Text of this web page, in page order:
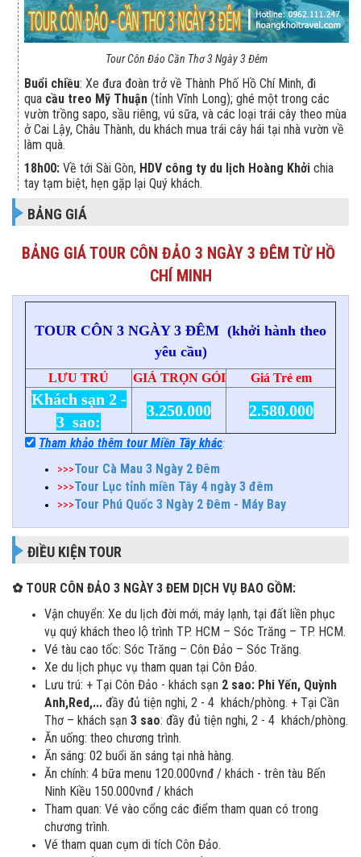
Tour Côn Đảo Cần Thơ 3 Ngày 3 Đêm
Buổi chiều: Xe đưa đoàn trở về Thành Phố Hồ Chí Minh, đi
qua cầu treo Mỹ Thuận (tỉnh Vĩnh Long); ghé một trong các
vườn trồng sapo, sầu riêng, vú sữa, và các loại trái cây theo mùa
ở Cai Lậy, Châu Thành, du khách mua trái cây hái tại nhà vườn về
làm quà.
18h00: Về tới Sài Gòn, HDV công ty du lịch Hoàng Khởi chia
tay tạm biệt, hẹn gặp lại Quý khách.
BẢNG GIÁ
BẢNG GIÁ TOUR CÔN ĐẢO 3 NGÀY 3 ĐÊM TỪ HỒ
CHÍ MINH
TOUR CÔN 3 NGÀY 3 ĐÊM (khởi hành theo
yêu cầu)
LƯU TRÚ GIÁ TRỌN GÓI Giá Trẻ em
Khách sạn 2 -
3 sao:
3.250.000 2.580.000
Tham khảo thêm tour Miền Tây khác:
>>>Tour Cà Mau 3 Ngày 2 Đêm
>>>Tour Lục tỉnh miền Tây 4 ngày 3 đêm
>>>Tour Phú Quốc 3 Ngày 2 Đêm - Máy Bay
ĐIỀU KIỆN TOUR
✿TOUR CÔN ĐẢO 3 NGÀY 3 ĐEM DỊCH VỤ BAO GỒM:
Vận chuyển: Xe du lịch đời mới, máy lạnh, tại đất liền phục
vụ quý khách theo lộ trình TP. HCM – Sóc Trăng – TP. HCM.
Vé tàu cao tốc: Sóc Trăng – Côn Đảo – Sóc Trăng.
Xe du lịch phục vụ tham quan tại Côn Đảo.
Lưu trú: + Tại Côn Đảo - khách sạn 2 sao: Phi Yến, Quỳnh
Anh,Red,... đầy đủ tiện nghi, 2 - 4 khách/phòng. + Tại Cần
Thơ – khách sạn 3 sao: đầy đủ tiện nghi, 2 - 4 khách/phòng.
Ăn uống: theo chương trình.
Ăn sáng: 02 buổi ăn sáng tại nhà hàng.
Ăn chính: 4 bữa menu 120.000vnđ / khách - trên tàu Bến
Ninh Kiều 150.000vnđ / khách
Tham quan: Vé vào cổng các điểm tham quan có trong
chương trình.
Vé tham quan cụm di tích Côn Đảo.